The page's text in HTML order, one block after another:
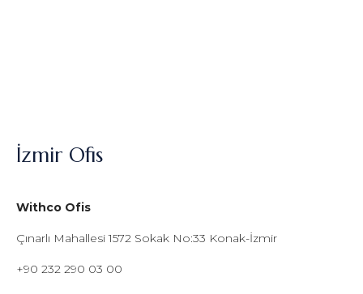
İzmir Ofis
Withco Ofis
Çınarlı Mahallesi 1572 Sokak No:33 Konak-İzmir
+90 232 290 03 00